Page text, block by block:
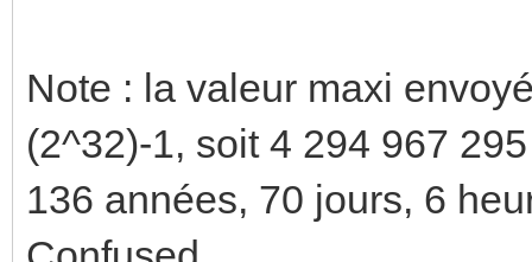
Note : la valeur maxi
(2^32)-1, soit 4 294 967
136 années, 70 jours, 6